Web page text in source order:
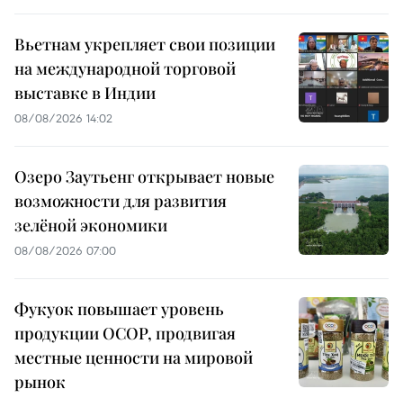
Вьетнам укрепляет свои позиции
на международной торговой
выставке в Индии
08/08/2026 14:02
Озеро Заутьенг открывает новые
возможности для развития
зелёной экономики
08/08/2026 07:00
Фукуок повышает уровень
продукции OCOP, продвигая
местные ценности на мировой
рынок